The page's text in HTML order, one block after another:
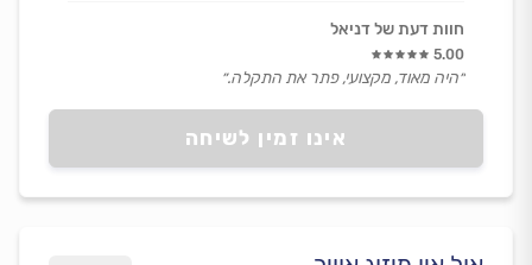
אינו זמין לשיחה
חוות דעת של דניאל
5.00
״היה מאוד, מקצועי, פתר את התקלה.״